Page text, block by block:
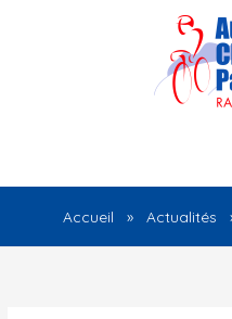
Accueil Actualités